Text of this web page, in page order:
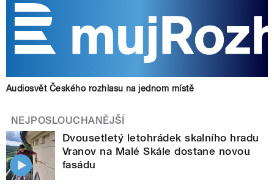
Audiosvět Českého rozhlasu na jednom místě
NEJPOSLOUCHANĚJŠÍ
Dvousetletý letohrádek skalního hradu
Vranov na Malé Skále dostane novou
fasádu